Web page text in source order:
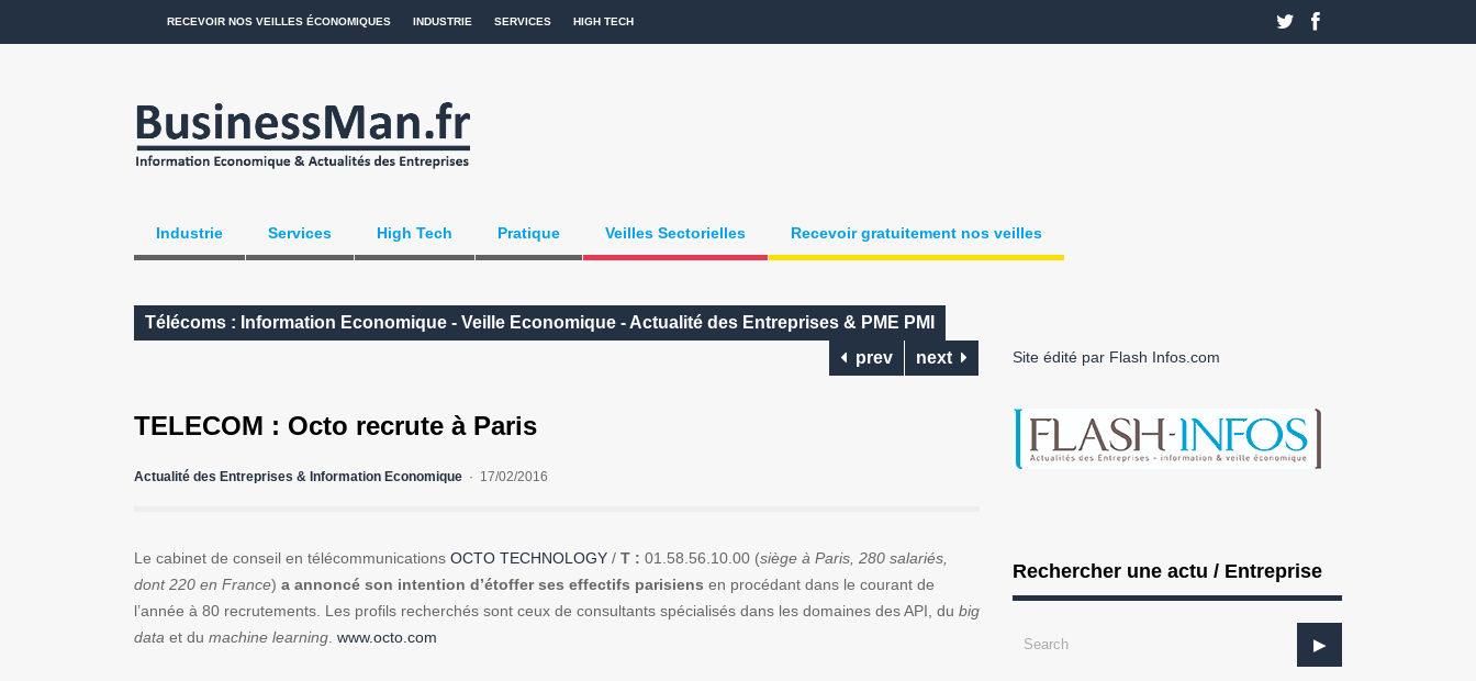
RECEVOIR NOS VEILLES ÉCONOMIQUES INDUSTRIE SERVICES HIGH TECH
Industrie Services High Tech Pratique Veilles Sectorielles Recevoir gratuitement nos veilles
Télécoms : Information Economique - Veille Economique - Actualité des Entreprises & PME PMI
prev
next
TELECOM : Octo recrute à Paris
Actualité des Entreprises & Information Economique 17/02/2016
Le cabinet de conseil en télécommunications OCTO TECHNOLOGY / T : 01.58.56.10.00 (siège à Paris, 280 salariés,
dont 220 en France) a annoncé son intention d’étoffer ses effectifs parisiens en procédant dans le courant de
l’année à 80 recrutements. Les profils recherchés sont ceux de consultants spécialisés dans les domaines des API, du big
data et du machine learning. www.octo.com
Site édité par Flash Infos.com
Rechercher une actu / Entreprise